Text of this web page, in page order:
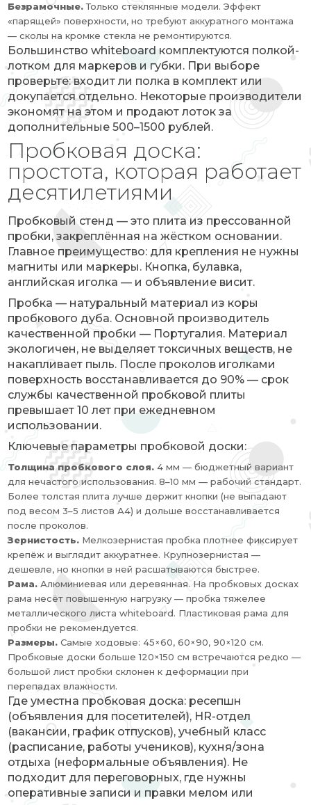
Безрамочные.Только стеклянные модели. Эффект
«парящей» поверхности, но требуют аккуратного монтажа
— сколы на кромке стекла не ремонтируются.
Большинство whiteboard комплектуются полкой-
лотком для маркеров и губки. При выборе
проверьте: входит ли полка в комплект или
докупается отдельно. Некоторые производители
экономят на этом и продают лоток за
дополнительные 500–1500 рублей.
Пробковая доска:
простота, которая работает
десятилетиями
Пробковый стенд — это плита из прессованной
пробки, закреплённая на жёстком основании.
Главное преимущество: для крепления не нужны
магниты или маркеры. Кнопка, булавка,
английская иголка — и объявление висит.
Пробка — натуральный материал из коры
пробкового дуба. Основной производитель
качественной пробки — Португалия. Материал
экологичен, не выделяет токсичных веществ, не
накапливает пыль. После проколов иголками
поверхность восстанавливается до 90% — срок
службы качественной пробковой плиты
превышает 10 лет при ежедневном
использовании.
Ключевые параметры пробковой доски:
Толщина пробкового слоя. 4 мм — бюджетный вариант
для нечастого использования. 8–10 мм — рабочий стандарт.
Более толстая плита лучше держит кнопки (не выпадают
под весом 3–5 листов А4) и дольше восстанавливается
после проколов.
Зернистость. Мелкозернистая пробка плотнее фиксирует
крепёж и выглядит аккуратнее. Крупнозернистая —
дешевле, но кнопки в ней расшатываются быстрее.
Рама. Алюминиевая или деревянная. На пробковых досках
рама несёт повышенную нагрузку — пробка тяжелее
металлического листа whiteboard. Пластиковая рама для
пробки не рекомендуется.
Размеры. Самые ходовые: 45×60, 60×90, 90×120 см.
Пробковые доски больше 120×150 см встречаются редко —
большой лист пробки склонен к деформации при
перепадах влажности.
Где уместна пробковая доска: ресепшн
(объявления для посетителей), HR-отдел
(вакансии, график отпусков), учебный класс
(расписание, работы учеников), кухня/зона
отдыха (неформальные объявления). Не
подходит для переговорных, где нужны
оперативные записи и правки мелом или